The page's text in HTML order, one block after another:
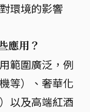
環境的影響
應用？
範圍廣泛，例
等）、奢華化
以及高端紅酒